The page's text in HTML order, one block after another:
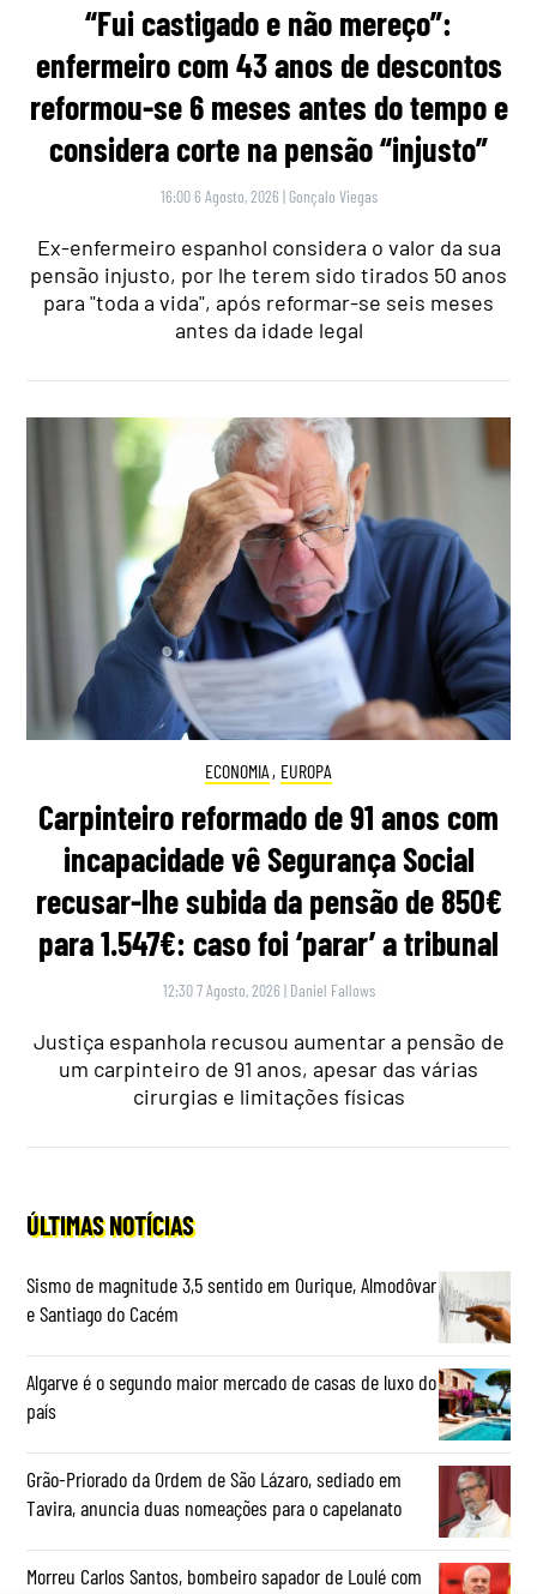
“Fui castigado e não mereço”:
enfermeiro com 43 anos de descontos
reformou-se 6 meses antes do tempo e
considera corte na pensão “injusto”
16:00 6 Agosto, 2026 | Gonçalo Viegas
Ex-enfermeiro espanhol considera o valor da sua
pensão injusto, por lhe terem sido tirados 50 anos
para "toda a vida", após reformar-se seis meses
antes da idade legal
ECONOMIA , EUROPA
Carpinteiro reformado de 91 anos com
incapacidade vê Segurança Social
recusar-lhe subida da pensão de 850€
para 1.547€: caso foi ‘parar’ a tribunal
12:30 7 Agosto, 2026 | Daniel Fallows
Justiça espanhola recusou aumentar a pensão de
um carpinteiro de 91 anos, apesar das várias
cirurgias e limitações físicas
ÚLTIMAS NOTÍCIAS
Sismo de magnitude 3,5 sentido em Ourique, Almodôvar
e Santiago do Cacém
Algarve é o segundo maior mercado de casas de luxo do
país
Grão-Priorado da Ordem de São Lázaro, sediado em
Tavira, anuncia duas nomeações para o capelanato
Morreu Carlos Santos, bombeiro sapador de Loulé com